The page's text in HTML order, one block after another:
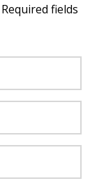
fields